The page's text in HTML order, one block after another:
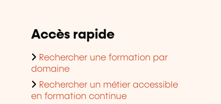
Accès rapide
Rechercher une formation par
domaine
Rechercher un métier accessible
en formation continue